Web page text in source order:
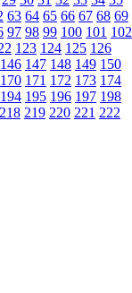
63 64 65 66 67 68 69
97 98 99 100 101 102
123 124 125 126
146 147 148 149 150
170 171 172 173 174
194 195 196 197 198
218 219 220 221 222